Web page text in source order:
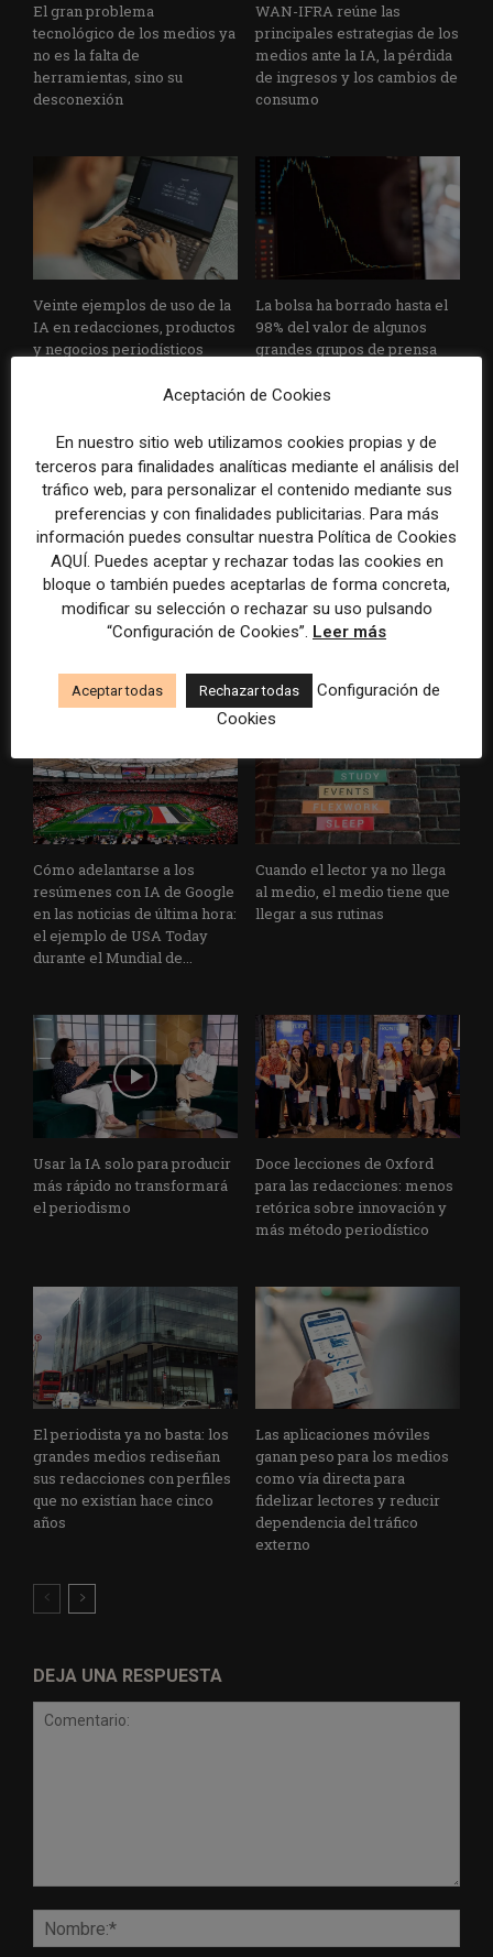
El gran problema
tecnológico de los medios ya
no es la falta de
herramientas, sino su
desconexión
WAN-IFRA reúne las
principales estrategias de los
medios ante la IA, la pérdida
de ingresos y los cambios de
consumo
Veinte ejemplos de uso de la
IA en redacciones, productos
y negocios periodísticos
La bolsa ha borrado hasta el
98% del valor de algunos
grandes grupos de prensa
Los medios tienen audiencia,
pero no siempre comunidad:
cómo activar a los lectores
que siguen las noticias en
El buzón como nueva
portada: la estrategia de los
medios para conquistar
ciudad a ciudad
Cómo adelantarse a los
resúmenes con IA de Google
en las noticias de última hora:
el ejemplo de USA Today
durante el Mundial de...
Cuando el lector ya no llega
al medio, el medio tiene que
llegar a sus rutinas
Usar la IA solo para producir
más rápido no transformará
el periodismo
Doce lecciones de Oxford
para las redacciones: menos
retórica sobre innovación y
más método periodístico
El periodista ya no basta: los
grandes medios rediseñan
sus redacciones con perfiles
que no existían hace cinco
años
Las aplicaciones móviles
ganan peso para los medios
como vía directa para
fidelizar lectores y reducir
dependencia del tráfico
externo
DEJA UNA RESPUESTA
Aceptación de Cookies
En nuestro sitio web utilizamos cookies propias y de
terceros para finalidades analíticas mediante el análisis del
tráfico web, para personalizar el contenido mediante sus
preferencias y con finalidades publicitarias. Para más
información puedes consultar nuestra Política de Cookies
AQUÍ. Puedes aceptar y rechazar todas las cookies en
bloque o también puedes aceptarlas de forma concreta,
modificar su selección o rechazar su uso pulsando
“Configuración de Cookies”. Leer más
Aceptar todas Rechazar todas
Configuración de
Cookies